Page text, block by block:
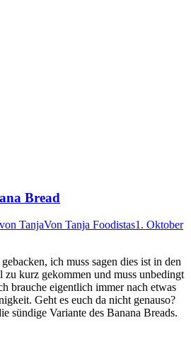
Bread
TanjaVon Tanja Foodistas1. Oktober
ich muss sagen dies ist in den
zu kurz gekom­men und muss unbe­dingt
brau­che eigent­lich immer nach etwas
Geht es euch da nicht genau­so?
sün­di­ge Vari­an­te des Bana­na Breads.